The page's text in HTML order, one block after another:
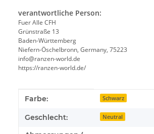
verantwortliche Person:
Fuer Alle CFH
Grünstraße 13
Baden-Württemberg
Niefern-Öschelbronn, Germany, 75223
info@ranzen-world.de
https://ranzen-world.de/
Produkteigenschaft
Wert
Farbe: Schwarz
Geschlecht: Neutral